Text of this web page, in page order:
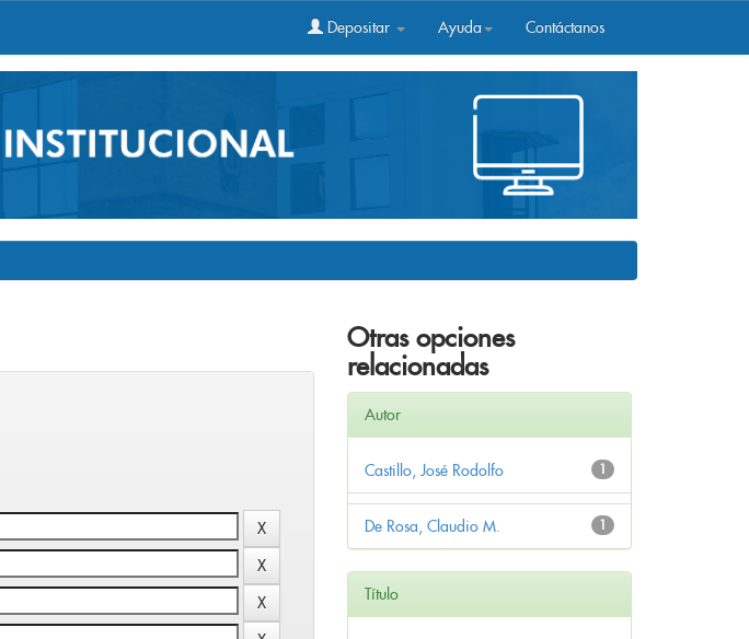
Depositar Ayuda Contáctanos
Otras opciones
relacionadas
Autor
1
Castillo, José Rodolfo
1
De Rosa, Claudio M.
Título